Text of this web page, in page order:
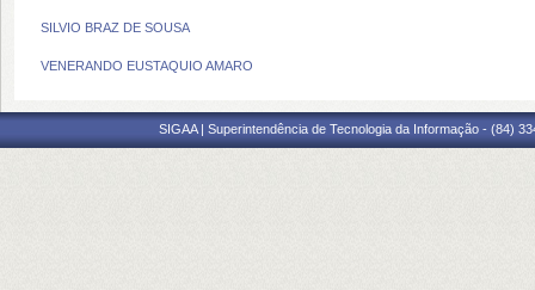
SILVIO BRAZ DE SOUSA
VENERANDO EUSTAQUIO AMARO
SIGAA | Superintendência de Tecnologia da Informação - (84)